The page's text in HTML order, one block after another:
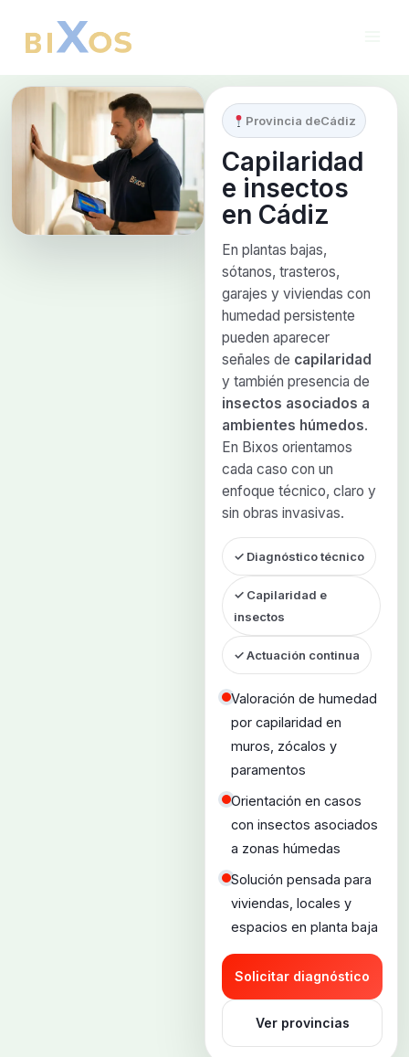
Provincia deCádiz
Capilaridad
e insectos
en Cádiz
En plantas bajas,
sótanos, trasteros,
garajes y viviendas con
humedad persistente
pueden aparecer
señales de capilaridad
y también presencia de
insectos asociados a
ambientes húmedos.
En Bixos orientamos
cada caso con un
enfoque técnico, claro y
sin obras invasivas.
✓ Diagnóstico técnico
✓ Capilaridad e
insectos
✓ Actuación continua
Valoración de humedad
por capilaridad en
muros, zócalos y
paramentos
Orientación en casos
con insectos asociados
a zonas húmedas
Solución pensada para
viviendas, locales y
espacios en planta baja
Solicitar diagnóstico
Ver provincias